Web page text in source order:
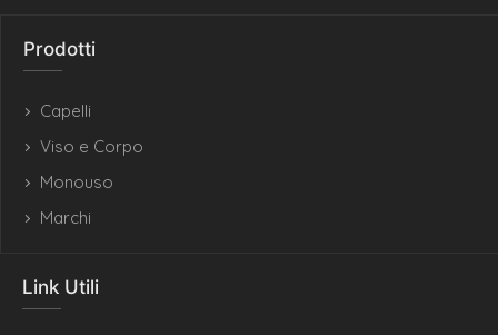
Prodotti
Capelli
Viso e Corpo
Monouso
Marchi
Link Utili